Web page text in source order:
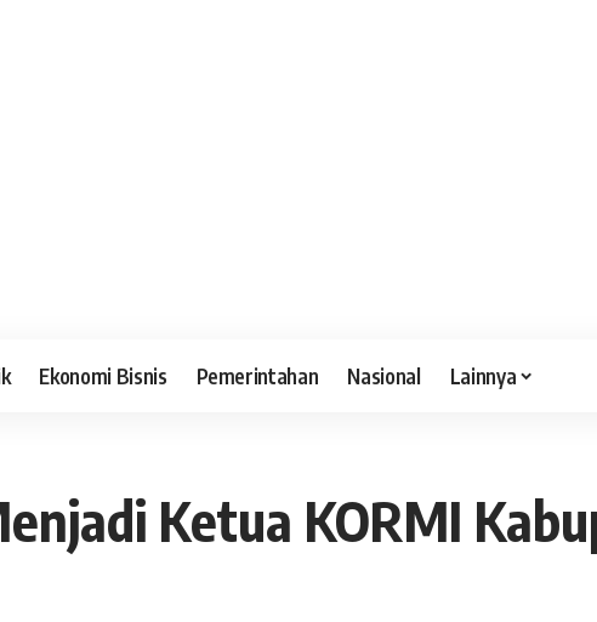
Ekonomi Bisnis Pemerintahan Nasional Lainnya
Ketua KORMI